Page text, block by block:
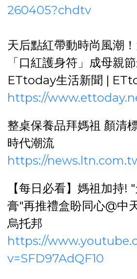
260405?chdtv
天后點紅帶動時尚風潮
「口紅護身符」成母親
ETtoday生活新聞 |
https://
整桌保養品拜媽祖 顏清
時代潮流
https://
【每日必看】媽祖加持!
膏"再推禮盒盼同心@中
烏托邦
https://
v=SFD97AdQF10